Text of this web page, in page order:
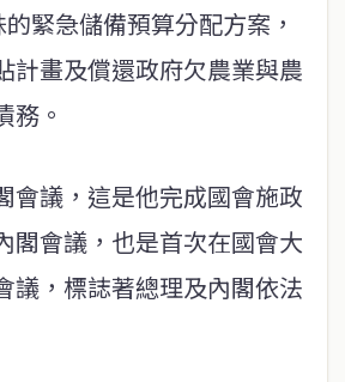
緊急儲備預算分配方案，
計畫及償還政府欠農業與農
務。
會議，這是他完成國會施政
閣會議，也是首次在國會大
議，標誌著總理及內閣依法